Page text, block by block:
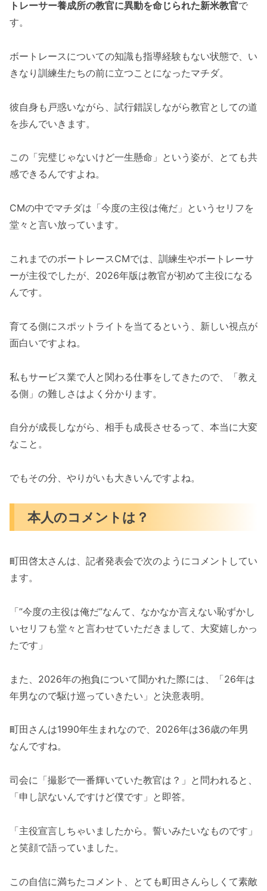
トレーサー養成所の教官に異動を命じられた新米教官で
す。
ボートレースについての知識も指導経験もない状態で、い
きなり訓練生たちの前に立つことになったマチダ。
彼自身も戸惑いながら、試行錯誤しながら教官としての道
を歩んでいきます。
この「完璧じゃないけど一生懸命」という姿が、とても共
感できるんですよね。
CMの中でマチダは「今度の主役は俺だ」というセリフを
堂々と言い放っています。
これまでのボートレースCMでは、訓練生やボートレーサ
ーが主役でしたが、2026年版は教官が初めて主役になる
んです。
育てる側にスポットライトを当てるという、新しい視点が
面白いですよね。
私もサービス業で人と関わる仕事をしてきたので、「教え
る側」の難しさはよく分かります。
自分が成長しながら、相手も成長させるって、本当に大変
なこと。
でもその分、やりがいも大きいんですよね。
本人のコメントは？
町田啓太さんは、記者発表会で次のようにコメントしてい
ます。
「”今度の主役は俺だ”なんて、なかなか言えない恥ずかし
いセリフも堂々と言わせていただきまして、大変嬉しかっ
たです」
また、2026年の抱負について聞かれた際には、「26年は
年男なので駆け巡っていきたい」と決意表明。
町田さんは1990年生まれなので、2026年は36歳の年男
なんですね。
司会に「撮影で一番輝いていた教官は？」と問われると、
「申し訳ないんですけど僕です」と即答。
「主役宣言しちゃいましたから。誓いみたいなものです」
と笑顔で語っていました。
この自信に満ちたコメント、とても町田さんらしくて素敵